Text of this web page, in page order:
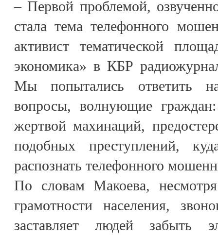
– Первой проблемой,
стала тема телефонного
активист тематической
экономика» в КБР
Мы попытались ответить
вопросы, волнующие
жертвой махинаций,
подобных преступлений,
распознать телефонного
По словам Макоева,
грамотности населения,
заставляет людей забыть